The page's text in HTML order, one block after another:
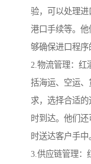
验，可以处理进
港口手续等。
够确保进口程序
2.物流管理：红
括海运、空运
求，选择合适
时到达。他们
时送达客户手中
3.供应链管理：